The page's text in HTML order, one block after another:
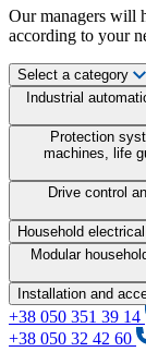
Our managers will
according to your
Select a category
Industrial
Protection
machines, life
Drive control
Household
Modular
Installation and
+38 050 351 39 14
+38 050 32 42 60